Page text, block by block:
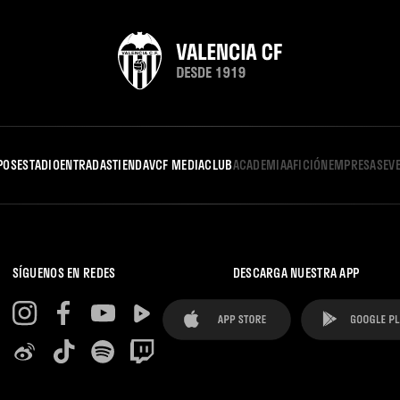
ESTADIOENTRADASTIENDAVCF MEDIACLUBACADEMIAAFICIÓNEMPRESAS
SÍGUENOS EN REDES DESCARGA NUESTRA APP